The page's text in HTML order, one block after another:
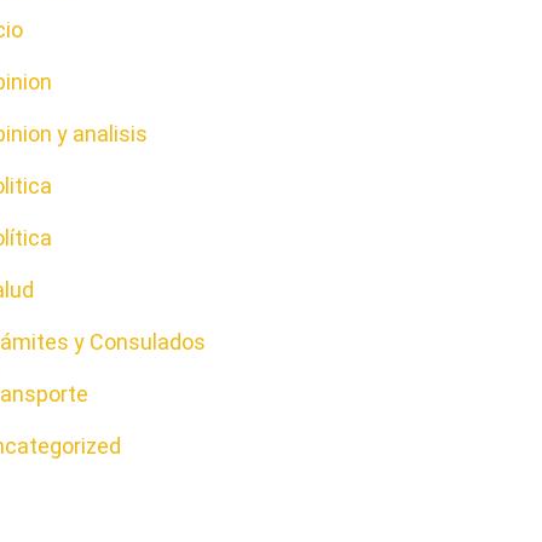
y analisis
y Consulados